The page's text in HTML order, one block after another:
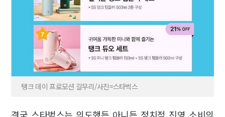
탱크 데이 프로모션 갈무리/사진=스타벅스
결국 스타벅스는 의도했든 아니든 정치적 진영 소비의